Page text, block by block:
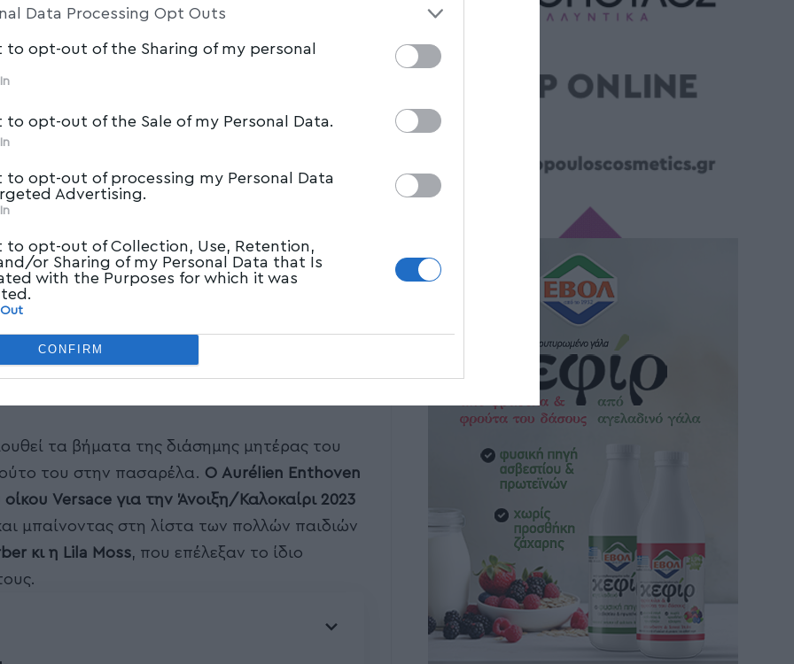
Data Processing Opt Outs
to opt-out of the Sharing of my personal
to opt-out of the Sale of my Personal Data.
to opt-out of processing my Personal Data
Advertising.
to opt-out of Collection, Use, Retention,
or Sharing of my Personal Data that Is
with the Purposes for which it was
CONFIRM
τα βήματα της διάσημης μητέρας του
του στην πασαρέλα. Ο Aurélien Enthoven
οίκου Versace για την Άνοιξη/Καλοκαίρι 2023
μπαίνοντας στη λίστα των πολλών παιδιών
κι η Lila Moss, που επέλεξαν το ίδιο